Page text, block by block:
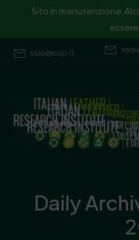
Sito in manutenzione.
ssip@ssip.it
Sito in manutenzione.
Daily